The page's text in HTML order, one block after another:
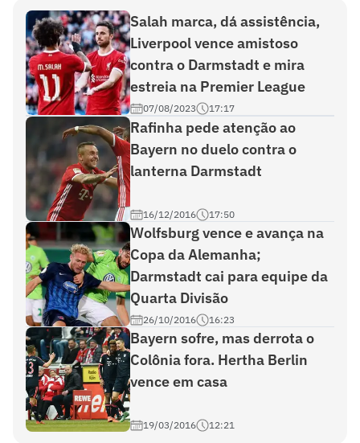
Salah marca, dá assistência,
Liverpool vence amistoso
contra o Darmstadt e mira
estreia na Premier League
07/08/2023 17:17
Rafinha pede atenção ao
Bayern no duelo contra o
lanterna Darmstadt
16/12/2016 17:50
Wolfsburg vence e avança na
Copa da Alemanha;
Darmstadt cai para equipe da
Quarta Divisão
26/10/2016 16:23
Bayern sofre, mas derrota o
Colônia fora. Hertha Berlin
vence em casa
19/03/2016 12:21